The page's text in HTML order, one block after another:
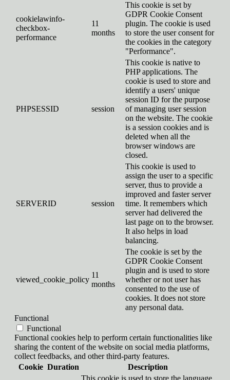
cookielawinfo-
checkbox-
performance
11
months
This cookie is set by
GDPR Cookie Consent
plugin. The cookie is used
to store the user consent for
the cookies in the category
"Performance".
PHPSESSID session
This cookie is native to
PHP applications. The
cookie is used to store and
identify a users' unique
session ID for the purpose
of managing user session
on the website. The cookie
is a session cookies and is
deleted when all the
browser windows are
closed.
SERVERID session
This cookie is used to
assign the user to a specific
server, thus to provide a
improved and faster server
time. It remembers which
server had delivered the
last page on to the browser.
It also helps in load
balancing.
viewed_cookie_policy
11
months
The cookie is set by the
GDPR Cookie Consent
plugin and is used to store
whether or not user has
consented to the use of
cookies. It does not store
any personal data.
Functional
Functional
Functional cookies help to perform certain functionalities like
sharing the content of the website on social media platforms,
collect feedbacks, and other third-party features.
Cookie Duration
Description